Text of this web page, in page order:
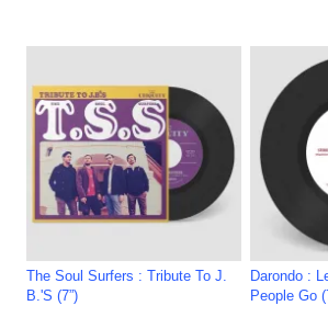
The Soul Surfers : Tribute To J.
B.'S (7”)
Darondo :
People Go